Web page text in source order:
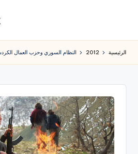
المحتوى
الرئيسية 2012 النظام السوري وحزب العمال